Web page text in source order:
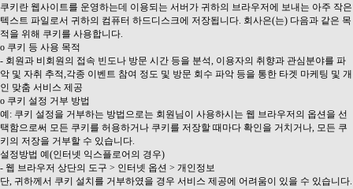
쿠키란 웹사이트를 운영하는데 이용되는 서버가 귀하의 브라우저에 보내는 아주 작은
텍스트 파일로서 귀하의 컴퓨터 하드디스크에 저장됩니다. 회사은(는) 다음과 같은 목
적을 위해 쿠키를 사용합니다.
ο 쿠키 등 사용 목적
- 회원과 비회원의 접속 빈도나 방문 시간 등을 분석, 이용자의 취향과 관심분야를 파
악 및 자취 추적,각종 이벤트 참여 정도 및 방문 회수 파악 등을 통한 타겟 마케팅 및 개
인 맞춤 서비스 제공
ο 쿠키 설정 거부 방법
예: 쿠키 설정을 거부하는 방법으로는 회원님이 사용하시는 웹 브라우저의 옵션을 선
택함으로써 모든 쿠키를 허용하거나 쿠키를 저장할 때마다 확인을 거치거나, 모든 쿠
키의 저장을 거부할 수 있습니다.
설정방법 예(인터넷 익스플로어의 경우)
- 웹 브라우저 상단의 도구 > 인터넷 옵션 > 개인정보
단, 귀하께서 쿠키 설치를 거부하였을 경우 서비스 제공에 어려움이 있을 수 있습니다.